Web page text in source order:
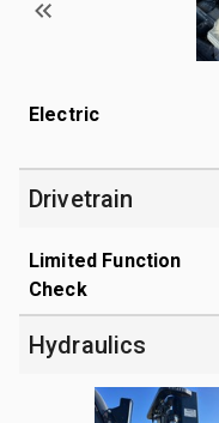
Electric
Drivetrain
Limited Function
Check
Hydraulics